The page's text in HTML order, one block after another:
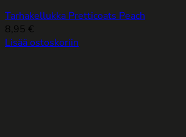
Tarhakellukka Pretticoats Peach
8,95 €
Lisää ostoskoriin